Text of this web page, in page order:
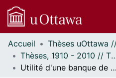
Communautés
et collections
Parcourir
Accueil
Thèses, 1910 - 2010 //
Utilité d'une banque de données géoscientifiques dans l'aménagement d'un territoire : rôle de la cartographie géotechnique automatisée.